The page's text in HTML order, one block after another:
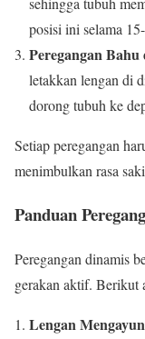
posisi ini selama
Peregangan
letakkan lengan di
dorong tubuh ke
Setiap peregangan
menimbulkan rasa
Panduan
Peregangan dinamis
gerakan aktif. Berikut
Lengan Mengayun